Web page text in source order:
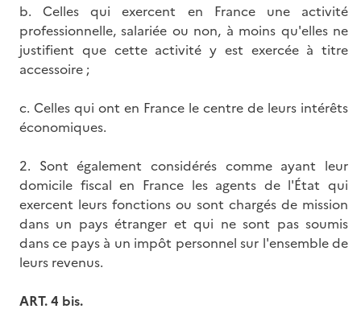
b. Celles qui exercent en France une activité
professionnelle, salariée ou non, à moins qu'elles ne
justifient que cette activité y est exercée à titre
accessoire ;
c. Celles qui ont en France le centre de leurs intérêts
économiques.
2. Sont également considérés comme ayant leur
domicile fiscal en France les agents de l'État qui
exercent leurs fonctions ou sont chargés de mission
dans un pays étranger et qui ne sont pas soumis
dans ce pays à un impôt personnel sur l'ensemble de
leurs revenus.
ART. 4 bis.